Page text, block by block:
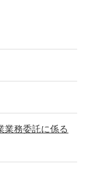
業務委託に係る